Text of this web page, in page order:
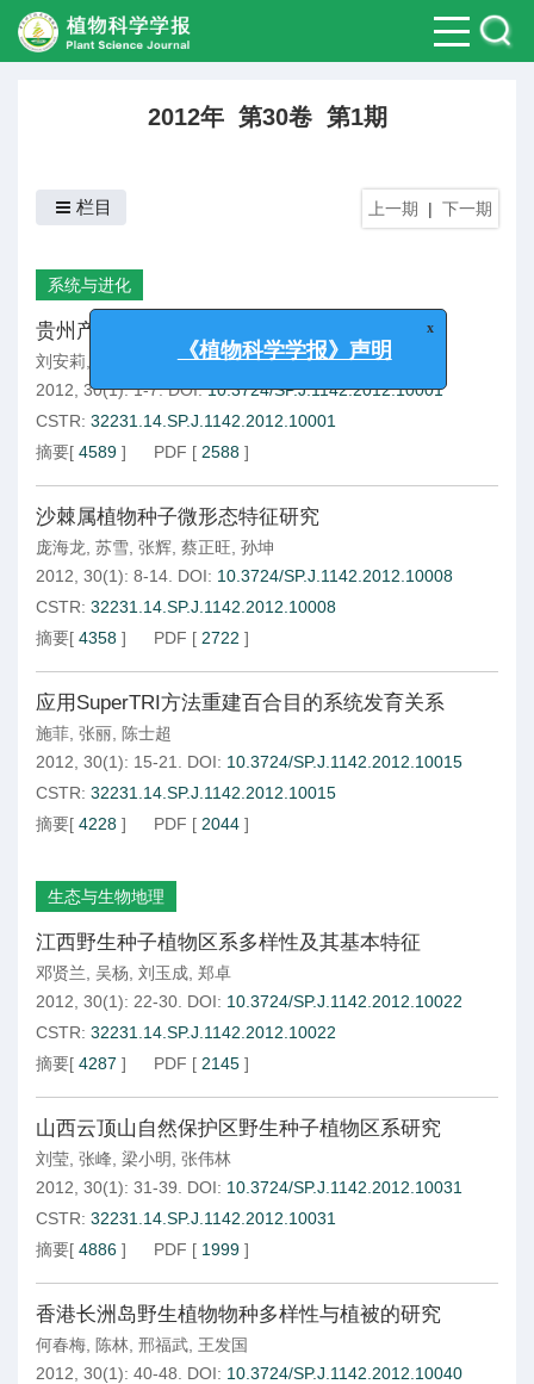
2012年 第30卷 第1期
上一期 | 下一期
栏目
系统与进化
贵州产蜘蛛抱蛋属植物的细胞分类学研究
刘安莉 徐文芬,陈士林
2012, 30(1): 1-7. DOI:10.3724/SP.J.1142.2012.10001
CSTR: 32231.14.SP.J.1142.2012.10001
摘要[ 4589 ] PDF [ 2588 ]
沙棘属植物种子微形态特征研究
庞海龙 苏雪 张辉 蔡正旺 孙坤
2012, 30(1): 8-14. DOI: 10.3724/SP.J.1142.2012.10008
CSTR: 32231.14.SP.J.1142.2012.10008
摘要[ 4358 ] PDF [ 2722 ]
应用SuperTRI方法重建百合目的系统发育关系
施菲 张丽
陈士超
2012, 30(1): 15-21.
DOI: 10.3724/SP.J.1142.2012.10015
CSTR: 32231.14.SP.J.1142.2012.10015
摘要[ 4228 ] PDF [ 2044 ]
生态与生物地理
江西野生种子植物区系多样性及其基本特征
邓贤兰 吴杨 刘玉成 郑卓
2012, 30(1): 22-30. DOI: 10.3724/SP.J.1142.2012.10022
CSTR: 32231.14.SP.J.1142.2012.10022
摘要[ 4287 ] PDF [ 2145 ]
山西云顶山自然保护区野生种子植物区系研究
刘莹 张峰 梁小明
张伟林
2012, 30(1): 31-39.
DOI: 10.3724/SP.J.1142.2012.10031
CSTR: 32231.14.SP.J.1142.2012.10031
摘要[ 4886 ] PDF [ 1999 ]
香港长洲岛野生植物物种多样性与植被的研究
何春梅 陈林 邢福武 王发国
2012, 30(1): 40-48.
DOI: 10.3724/SP.J.1142.2012.10040
x